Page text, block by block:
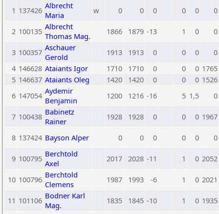
1 137426 Albrecht
Maria
w 0 0 0 0 0 0
2 100135 Albrecht
Thomas Mag.
1866 1879 -13 1 0 0
3 100357 Aschauer
Gerold
1913 1913 0 0 0
0
4 146628 Ataiants Igor 1710 1710 0 0 0 1765
5 146637 Ataiants Oleg 1420 1420 0 0 0 1526
6 147054 Aydemir
Benjamin
1200 1216 -16 5 1,5 0
7 100438 Babinetz
Rainer
1928 1928 0 0 0 1967
8 137424 Bayson Alper 0 0 0 0 0 0
9 100795 Berchtold
Axel
2017 2028 -11 1 0 2052
10 100796 Berchtold
Clemens
1987 1993 -6 1 0 2021
11 101106 Bodner Karl
Mag.
1835 1845 -10 1 0 1935